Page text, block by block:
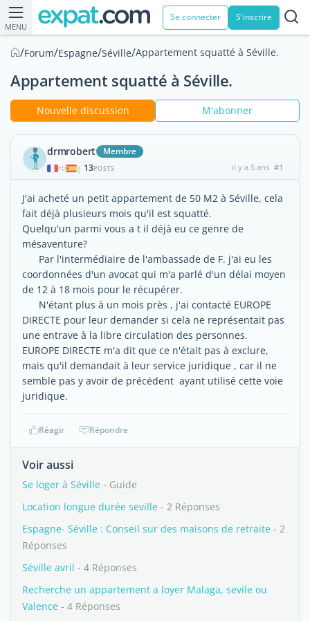
MENU
Se connecter S'inscrire
/Forum/Espagne/Séville/Appartement squatté à Séville.
Appartement squatté à Séville.
Nouvelle discussion M'abonner
drmrobert Membre
| 13POSTS il y a 5 ans #1
J'ai acheté un petit appartement de 50 M2 à Séville, cela
fait déjà plusieurs mois qu'il est squatté.
Quelqu'un parmi vous a t il déjà eu ce genre de
mésaventure?
Par l'intermédiaire de l'ambassade de F. j'ai eu les
coordonnées d'un avocat qui m'a parlé d'un délai moyen
de 12 à 18 mois pour le récupérer.
N'étant plus à un mois près , j'ai contacté EUROPE
DIRECTE pour leur demander si cela ne représentait pas
une entrave à la libre circulation des personnes.
EUROPE DIRECTE m'a dit que ce n'était pas à exclure,
mais qu'il demandait à leur service juridique , car il ne
semble pas y avoir de précédent ayant utilisé cette voie
juridique.
Réagir Répondre
Voir aussi
Se loger à Séville - Guide
Location longue durée seville - 2 Réponses
Espagne- Séville : Conseil sur des maisons de retraite - 2
Réponses
Séville avril - 4 Réponses
Recherche un appartement a loyer Malaga, sevile ou
Valence - 4 Réponses